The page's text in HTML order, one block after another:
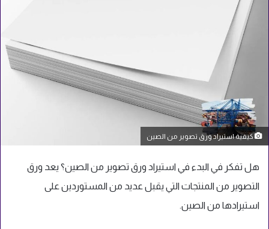
كيفية استيراد ورق تصوير من الصين
هل تفكر في البدء في استيراد ورق تصوير من الصين؟ يعد ورق
التصوير من المنتجات التي يقبل عديد من المستوردين على
استيرادها من الصين.